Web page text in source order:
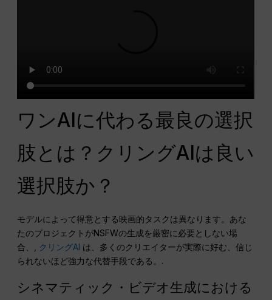
ワンAIに代わる最良の選択
肢とは？クリングAIは良い
選択肢か？
モデルによって得意とする映画的タスクは異なります。あな
たのプロジェクトがNSFWの生成を厳密に必要としない場
合、, クリングAI は、多くのクリエイターが実際に好む、信じ
られないほど強力な代替手段である。.
シネマティック・ビデオ生成における